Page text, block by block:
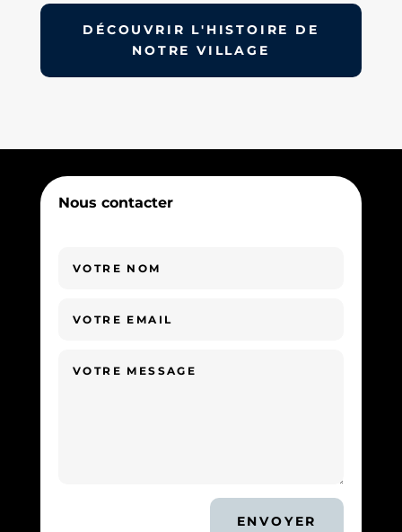
DÉCOUVRIR L'HISTOIRE DE
NOTRE VILLAGE
Nous contacter
ENVOYER